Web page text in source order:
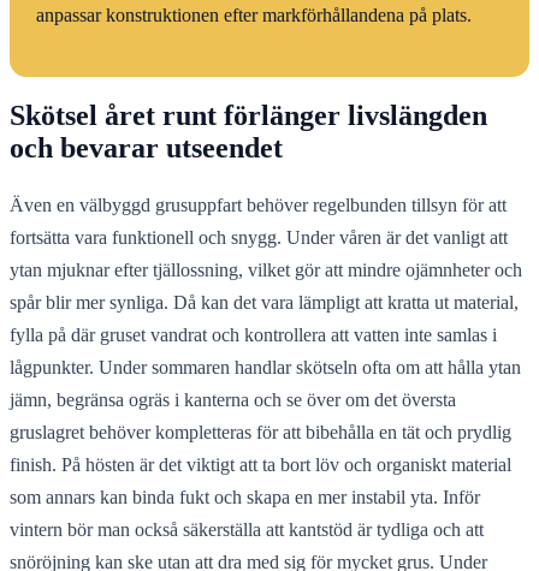
anpassar konstruktionen efter markförhållandena på plats.
Skötsel året runt förlänger livslängden
och bevarar utseendet
Även en välbyggd grusuppfart behöver regelbunden tillsyn för att
fortsätta vara funktionell och snygg. Under våren är det vanligt att
ytan mjuknar efter tjällossning, vilket gör att mindre ojämnheter och
spår blir mer synliga. Då kan det vara lämpligt att kratta ut material,
fylla på där gruset vandrat och kontrollera att vatten inte samlas i
lågpunkter. Under sommaren handlar skötseln ofta om att hålla ytan
jämn, begränsa ogräs i kanterna och se över om det översta
gruslagret behöver kompletteras för att bibehålla en tät och prydlig
finish. På hösten är det viktigt att ta bort löv och organiskt material
som annars kan binda fukt och skapa en mer instabil yta. Inför
vintern bör man också säkerställa att kantstöd är tydliga och att
snöröjning kan ske utan att dra med sig för mycket grus. Under